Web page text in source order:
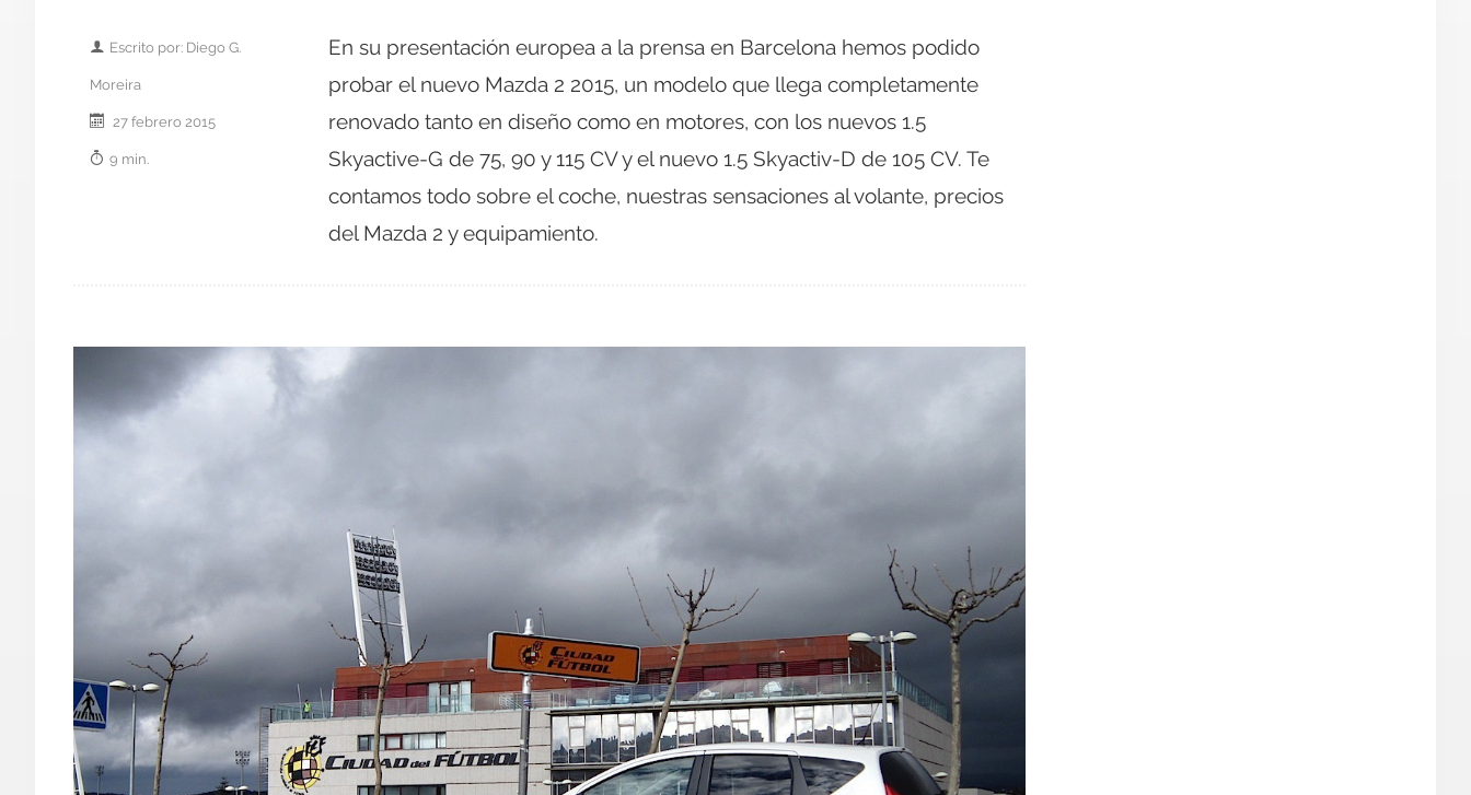
Escrito por: Diego G.
Moreira
27 febrero 2015
9 min.
En su presentación europea a la prensa en Barcelona hemos podido
probar el nuevo Mazda 2 2015, un modelo que llega completamente
renovado tanto en diseño como en motores, con los nuevos 1.5
Skyactive-G de 75, 90 y 115 CV y el nuevo 1.5 Skyactiv-D de 105 CV. Te
contamos todo sobre el coche, nuestras sensaciones al volante, precios
del Mazda 2 y equipamiento.